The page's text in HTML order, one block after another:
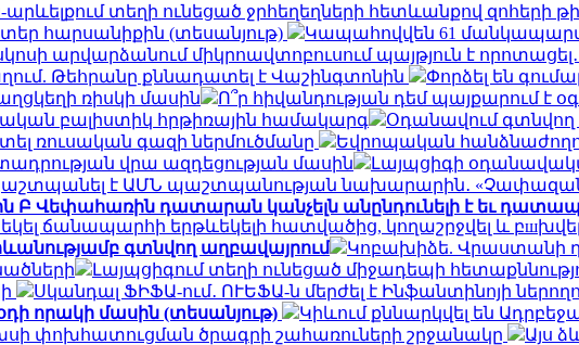
տեղի ունեցած ջրհեղեղների հետևանքով զոհերի
հարսանիքին (տեսանյութ)
Կապահովվեն 61
արվարձանում միկրոավտոբուսում պայթյուն է որոտացել․
Թեհրանը քննադատել է Վաշինգտոնին
Փորձել են
ռիսկի մասին
Ո՞ր հիվանդության դեմ պայքարում է
բալիստիկ հրթիռային համակարգ
Օդանավում գտնվող
ռուսական գազի ներմուծմանը
Եվրոպական
վրա ազդեցության մասին
Լայպցիգի
է ԱՄՆ պաշտպանության նախարարին․
Բ Վեփահառին դատարան կանչելն անընդունելի է եւ
եկել ճանապարհի երթևեկելի հատվածից, կողաշրջվել և
գտնվող աղբավայրում
Կոբախիձե. Վրաստանի
Լայպցիգում տեղի ունեցած միջադեպի
Սկանդալ ՖԻՖԱ-ում․ ՈՒԵՖԱ-ն մերժել է Ինֆանտինոյի
որակի մասին (տեսանյութ)
Կիևում քննարկվել են
փոխհատուցման ծրագրի շահառուների շրջանակը
Այս